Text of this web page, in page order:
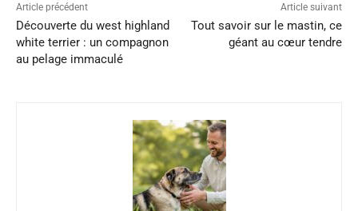
Article précédent
Découverte du west highland
white terrier : un compagnon
au pelage immaculé
Article suivant
Tout savoir sur le mastin, ce
géant au cœur tendre